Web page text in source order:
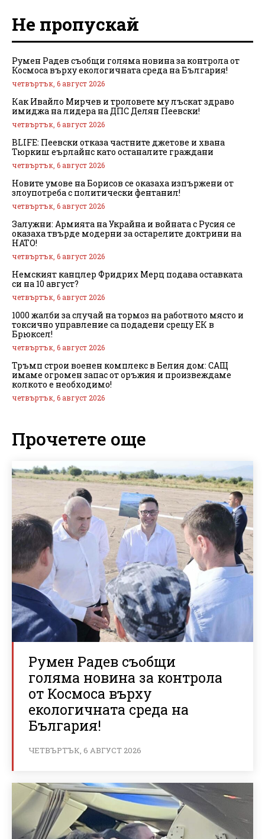
Не пропускай
Румен Радев съобщи голяма новина за контрола от
Космоса върху екологичната среда на България!
четвъртък, 6 август 2026
Как Ивайло Мирчев и троловете му лъскат здраво
имиджа на лидера на ДПС Делян Пеевски!
четвъртък, 6 август 2026
BLIFE: Пеевски отказа частните джетове и хвана
Тюркиш еърлайнс като останалите граждани
четвъртък, 6 август 2026
Новите умове на Борисов се оказаха изпържени от
злоупотреба с политически фентанил!
четвъртък, 6 август 2026
Залужни: Армията на Украйна и войната с Русия се
оказаха твърде модерни за остарелите доктрини на
НАТО!
четвъртък, 6 август 2026
Немският канцлер Фридрих Мерц подава оставката
си на 10 август?
четвъртък, 6 август 2026
1000 жалби за случай на тормоз на работното място и
токсично управление са подадени срещу ЕК в
Брюксел!
четвъртък, 6 август 2026
Тръмп строи военен комплекс в Белия дом: САЩ
имаме огромен запас от оръжия и произвеждаме
колкото е необходимо!
четвъртък, 6 август 2026
Прочетете още
Румен Радев съобщи
голяма новина за контрола
от Космоса върху
екологичната среда на
България!
ЧЕТВЪРТЪК, 6 АВГУСТ 2026